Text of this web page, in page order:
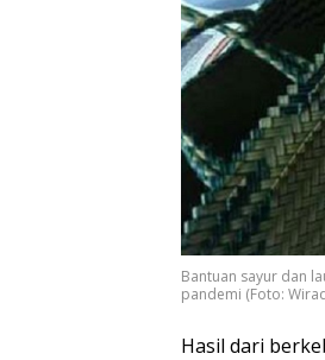
Bantuan sayur dan
pandemi (Foto:
Hasil dari